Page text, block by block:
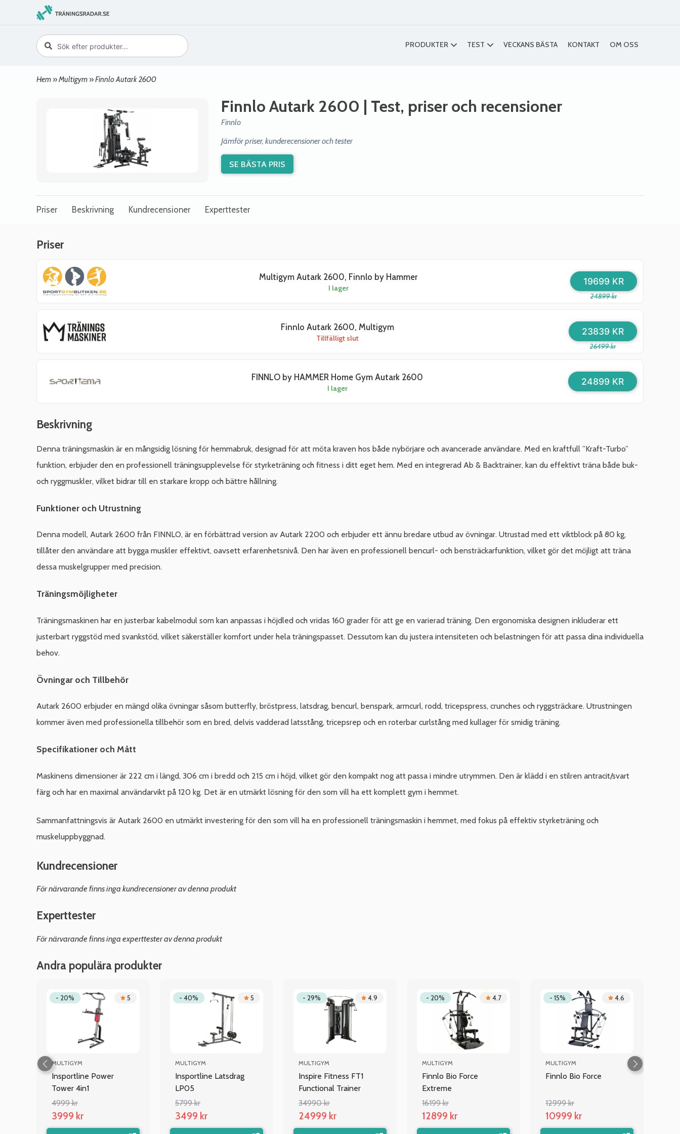
PRODUKTER TEST VECKANS BÄSTA KONTAKT OM OSS
Hem »Multigym »Finnlo Autark 2600
Finnlo Autark 2600 | Test, priser och recensioner
Finnlo
Jämför priser, kunderecensioner och tester
SE BÄSTA PRIS
Priser Beskrivning Kundrecensioner Experttester
Priser
Multigym Autark 2600, Finnlo by Hammer
I lager
24899 kr
19699 KR
Finnlo Autark 2600, Multigym
Tillfälligt slut
26499 kr
23839 KR
FINNLO by HAMMER Home Gym Autark 2600
I lager
24899 KR
Beskrivning
Denna träningsmaskin är en mångsidig lösning för hemmabruk, designad för att möta kraven hos både nybörjare och avancerade användare. Med en kraftfull ”Kraft-Turbo”
funktion, erbjuder den en professionell träningsupplevelse för styrketräning och fitness i ditt eget hem. Med en integrerad Ab & Backtrainer, kan du effektivt träna både buk-
och ryggmuskler, vilket bidrar till en starkare kropp och bättre hållning.
Funktioner och Utrustning
Denna modell, Autark 2600 från FINNLO, är en förbättrad version av Autark 2200 och erbjuder ett ännu bredare utbud av övningar. Utrustad med ett viktblock på 80 kg,
tillåter den användare att bygga muskler effektivt, oavsett erfarenhetsnivå. Den har även en professionell bencurl- och bensträckarfunktion, vilket gör det möjligt att träna
dessa muskelgrupper med precision.
Träningsmöjligheter
Träningsmaskinen har en justerbar kabelmodul som kan anpassas i höjdled och vridas 160 grader för att ge en varierad träning. Den ergonomiska designen inkluderar ett
justerbart ryggstöd med svankstöd, vilket säkerställer komfort under hela träningspasset. Dessutom kan du justera intensiteten och belastningen för att passa dina individuella
behov.
Övningar och Tillbehör
Autark 2600 erbjuder en mängd olika övningar såsom butterfly, bröstpress, latsdrag, bencurl, benspark, armcurl, rodd, tricepspress, crunches och ryggsträckare. Utrustningen
kommer även med professionella tillbehör som en bred, delvis vadderad latsstång, tricepsrep och en roterbar curlstång med kullager för smidig träning.
Specifikationer och Mått
Maskinens dimensioner är 222 cm i längd, 306 cm i bredd och 215 cm i höjd, vilket gör den kompakt nog att passa i mindre utrymmen. Den är klädd i en stilren antracit/svart
färg och har en maximal användarvikt på 120 kg. Det är en utmärkt lösning för den som vill ha ett komplett gym i hemmet.
Sammanfattningsvis är Autark 2600 en utmärkt investering för den som vill ha en professionell träningsmaskin i hemmet, med fokus på effektiv styrketräning och
muskeluppbyggnad.
Kundrecensioner
För närvarande finns inga kundrecensioner av denna produkt
Experttester
För närvarande finns inga experttester av denna produkt
Andra populära produkter
- 20% 5
MULTIGYM
Insportline Power
Tower 4in1
4999 kr
3999 kr
- 40% 5
MULTIGYM
Insportline Latsdrag
LP05
5799 kr
3499 kr
- 29% 4.9
MULTIGYM
Inspire Fitness FT1
Functional Trainer
34990 kr
24999 kr
- 20% 4.7
MULTIGYM
Finnlo Bio Force
Extreme
16199 kr
12899 kr
- 15% 4.6
MULTIGYM
Finnlo Bio Force
12999 kr
10999 kr